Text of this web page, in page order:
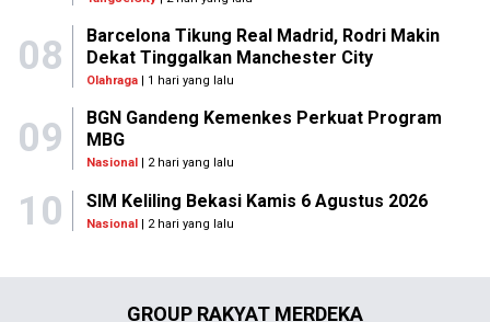
08
Barcelona Tikung Real Madrid, Rodri Makin
Dekat Tinggalkan Manchester City
Olahraga| 1 hari yang lalu
09
BGN Gandeng Kemenkes Perkuat Program
MBG
Nasional| 2 hari yang lalu
10 SIM Keliling Bekasi Kamis 6 Agustus 2026
Nasional | 2 hari yang lalu
GROUP RAKYAT MERDEKA